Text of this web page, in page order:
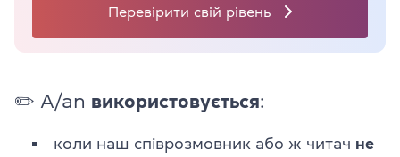
Перевірити свій рівень
✏️ A/an використовується:
коли наш співрозмовник або ж читач не